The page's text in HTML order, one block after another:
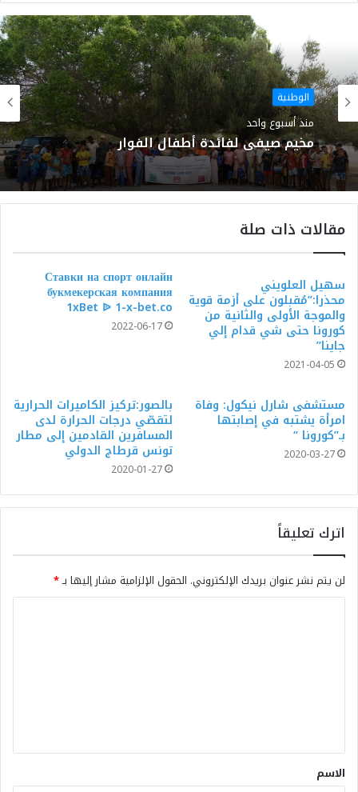
الويب
الوطنية
منذ أسبوع واحد
مخيم صيفي لفائدة أطفال الفوار
مقالات ذات صلة
سهيل العلويني
محذرا:”مُقبِلون على أزمة قوية
والموجة الأولى والثانية من
كورونا حتى شي قدام إلي
جاينا”
2021-04-05
Ставки на спорт онлайн
букмекерская компания
1xBet ᐉ 1-x-bet.co
2022-06-17
مستشفى شارل نيكول: وفاة
امرأة يشتبه في إصابتها
بـ”كورونا “
2020-03-27
بالصور:تركيز الكاميرات الحرارية
لتقصّي درجات الحرارة لدى
المسافرين القادمين إلى مطار
تونس قرطاج الدولي
2020-01-27
اترك تعليقاً
لن يتم نشر عنوان بريدك الإلكتروني. الحقول الإلزامية مشار إليها بـ*
الاسم